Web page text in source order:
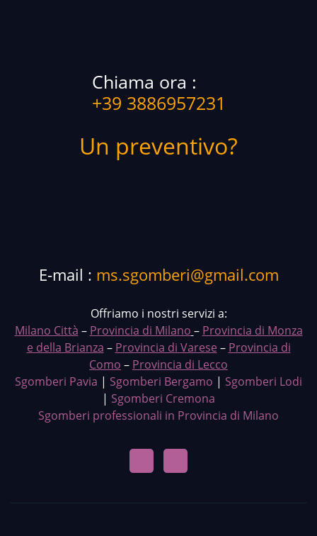
Chiama ora :
+39 3886957231
Un preventivo?
E-mail : ms.sgomberi@gmail.com
Offriamo i nostri servizi a:
Milano Città – Provincia di Milano – Provincia di Monza
e della Brianza – Provincia di Varese – Provincia di
Como – Provincia di Lecco
Sgomberi Pavia | Sgomberi Bergamo | Sgomberi Lodi
| Sgomberi Cremona
Sgomberi professionali in Provincia di Milano